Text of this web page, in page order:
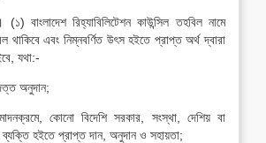
(১) বাংলাদেশ রিহ্যাবিলিটেশন কাউন্সিল তহবিল নামে
থাকিবে এবং নিম্নবর্ণিত উৎস হইতে প্রাপ্ত অর্থ দ্বারা
যথা:-
অনুদান;
কোনো বিদেশি সরকার, সংস্থা, দেশিয় বা
হইতে প্রাপ্ত দান, অনুদান ও সহায়তা;